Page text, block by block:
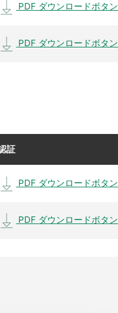
PDF ダウンロードボタン
PDF ダウンロードボタン
証
PDF ダウンロードボタン
PDF ダウンロードボタン